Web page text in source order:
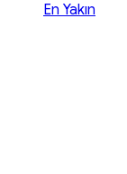
En Yakın